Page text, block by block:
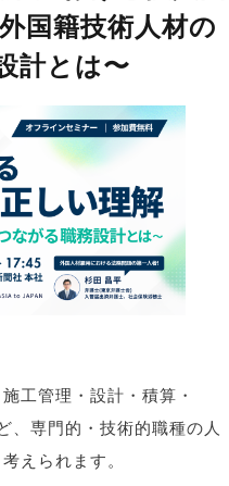
国籍技術人材の
計とは〜
工管理・設計・積算・
、専門的・技術的職種の人
考えられます。